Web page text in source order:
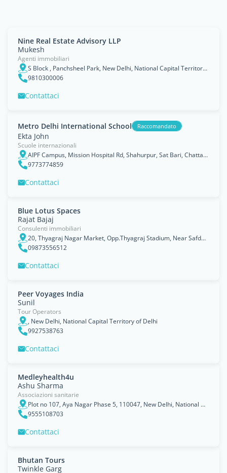
Nine Real Estate Advisory LLP
Mukesh
Agenti immobiliari
S Block , Panchsheel Park, New Delhi, National Capital Territory of Delhi
9810300006
Contattaci
Metro Delhi International School Raccomandato
Ekta John
Scuole internazionali
AIPF Campus, Mission Hospital Rd, Shahurpur, Sat Bari, Chattarpur, 110074
9773774859
Contattaci
Blue Lotus Spaces
Rajat Bajaj
Consulenti immobiliari
20, Thyagraj Nagar Market, Opp.Thyagraj Stadium, Near Safdarjung Airport, 110003.
09873556512
Contattaci
Peer Voyages India
Sunil
Tour Operators
, New Delhi, National Capital Territory of Delhi
9927538763
Contattaci
Medleyhealth4u
Ashu Sharma
Associazioni sanitarie
Plot no 107, Aya Nagar Phase 5, 110047, New Delhi, National Capital Territory of Delhi
9555108703
Contattaci
Bhutan Tours
Twinkle Garg